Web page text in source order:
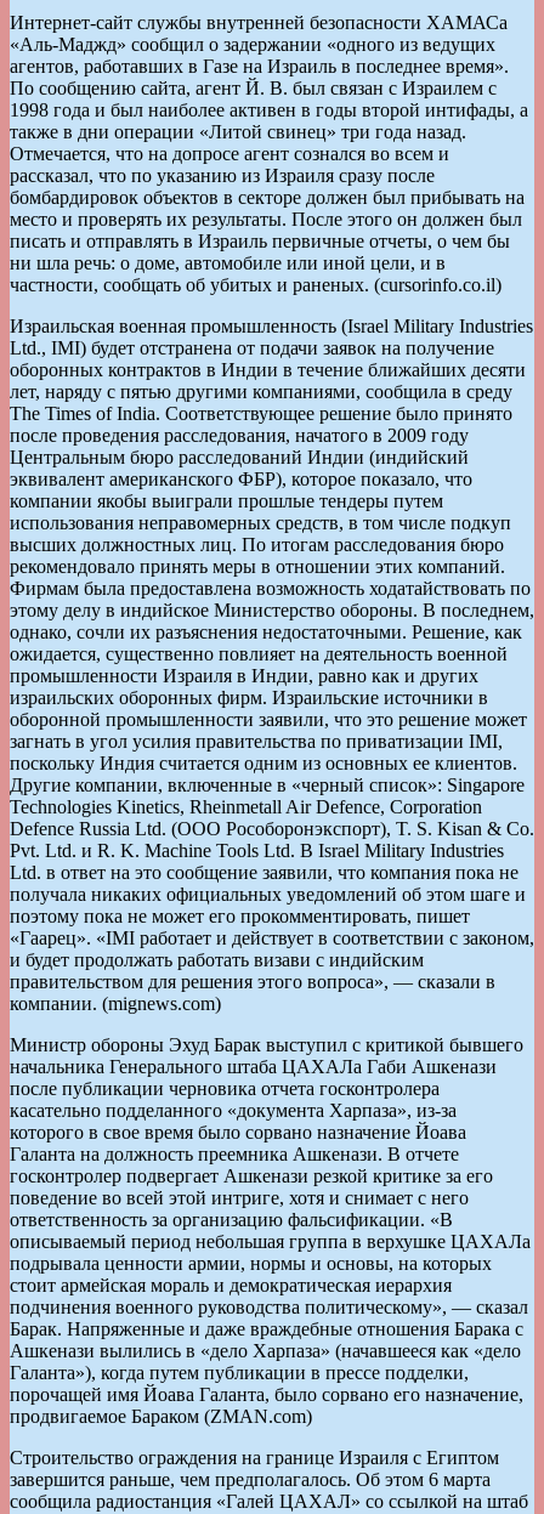
Интернет-сайт службы внутренней безопасности ХАМАСа
«Аль-Маджд» сообщил о задержании «одного из ведущих
агентов, работавших в Газе на Израиль в последнее время».
По сообщению сайта, агент Й. В. был связан с Израилем с
1998 года и был наиболее активен в годы второй интифады, а
также в дни операции «Литой свинец» три года назад.
Отмечается, что на допросе агент сознался во всем и
рассказал, что по указанию из Израиля сразу после
бомбардировок объектов в секторе должен был прибывать на
место и проверять их результаты. После этого он должен был
писать и отправлять в Израиль первичные отчеты, о чем бы
ни шла речь: о доме, автомобиле или иной цели, и в
частности, сообщать об убитых и раненых. (cursorinfo.co.il)
Израильская военная промышленность (Israel Military Industries
Ltd., IMI) будет отстранена от подачи заявок на получение
оборонных контрактов в Индии в течение ближайших десяти
лет, наряду с пятью другими компаниями, сообщила в среду
The Times of India. Соответствующее решение было принято
после проведения расследования, начатого в 2009 году
Центральным бюро расследований Индии (индийский
эквивалент американского ФБР), которое показало, что
компании якобы выиграли прошлые тендеры путем
использования неправомерных средств, в том числе подкуп
высших должностных лиц. По итогам расследования бюро
рекомендовало принять меры в отношении этих компаний.
Фирмам была предоставлена возможность ходатайствовать по
этому делу в индийское Министерство обороны. В последнем,
однако, сочли их разъяснения недостаточными. Решение, как
ожидается, существенно повлияет на деятельность военной
промышленности Израиля в Индии, равно как и других
израильских оборонных фирм. Израильские источники в
оборонной промышленности заявили, что это решение может
загнать в угол усилия правительства по приватизации IMI,
поскольку Индия считается одним из основных ее клиентов.
Другие компании, включенные в «черный список»: Singapore
Technologies Kinetics, Rheinmetall Air Defence, Corporation
Defence Russia Ltd. (ООО Рособоронэкспорт), T. S. Kisan & Co.
Pvt. Ltd. и R. K. Machine Tools Ltd. В Israel Military Industries
Ltd. в ответ на это сообщение заявили, что компания пока не
получала никаких официальных уведомлений об этом шаге и
поэтому пока не может его прокомментировать, пишет
«Гаарец». «IMI работает и действует в соответствии с законом,
и будет продолжать работать визави с индийским
правительством для решения этого вопроса», — сказали в
компании. (mignews.com)
Министр обороны Эхуд Барак выступил с критикой бывшего
начальника Генерального штаба ЦАХАЛа Габи Ашкенази
после публикации черновика отчета госконтролера
касательно подделанного «документа Харпаза», из-за
которого в свое время было сорвано назначение Йоава
Галанта на должность преемника Ашкенази. В отчете
госконтролер подвергает Ашкенази резкой критике за его
поведение во всей этой интриге, хотя и снимает с него
ответственность за организацию фальсификации. «В
описываемый период небольшая группа в верхушке ЦАХАЛа
подрывала ценности армии, нормы и основы, на которых
стоит армейская мораль и демократическая иерархия
подчинения военного руководства политическому», — сказал
Барак. Напряженные и даже враждебные отношения Барака с
Ашкенази вылились в «дело Харпаза» (начавшееся как «дело
Галанта»), когда путем публикации в прессе подделки,
порочащей имя Йоава Галанта, было сорвано его назначение,
продвигаемое Бараком (ZMAN.com)
Строительство ограждения на границе Израиля с Египтом
завершится раньше, чем предполагалось. Об этом 6 марта
сообщила радиостанция «Галей ЦАХАЛ» со ссылкой на штаб